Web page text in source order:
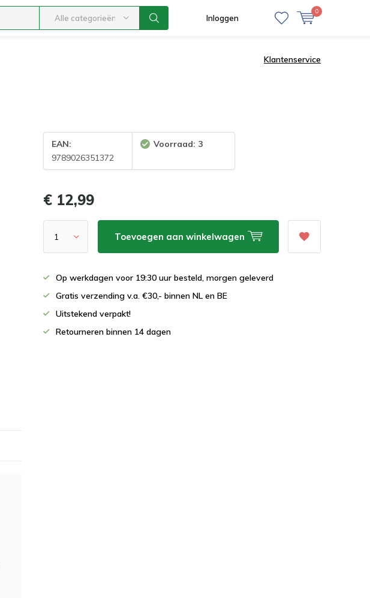
Alle categorieën Inloggen
0
Klantenservice
EAN:
9789026351372
Voorraad: 3
€ 12,99
Toevoegen aan winkelwagen
Op werkdagen voor 19:30 uur besteld, morgen geleverd
Gratis verzending v.a. €30,- binnen NL en BE
Uitstekend verpakt!
Retourneren binnen 14 dagen